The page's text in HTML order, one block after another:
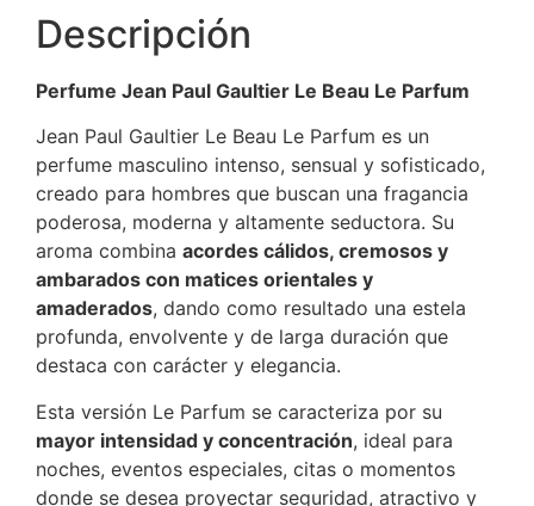
Descripción
Perfume Jean Paul Gaultier Le Beau Le Parfum
Jean Paul Gaultier Le Beau Le Parfum es un
perfume masculino intenso, sensual y sofisticado,
creado para hombres que buscan una fragancia
poderosa, moderna y altamente seductora. Su
aroma combina acordes cálidos, cremosos y
ambarados con matices orientales y
amaderados, dando como resultado una estela
profunda, envolvente y de larga duración que
destaca con carácter y elegancia.
Esta versión Le Parfum se caracteriza por su
mayor intensidad y concentración, ideal para
noches, eventos especiales, citas o momentos
donde se desea proyectar seguridad, atractivo y